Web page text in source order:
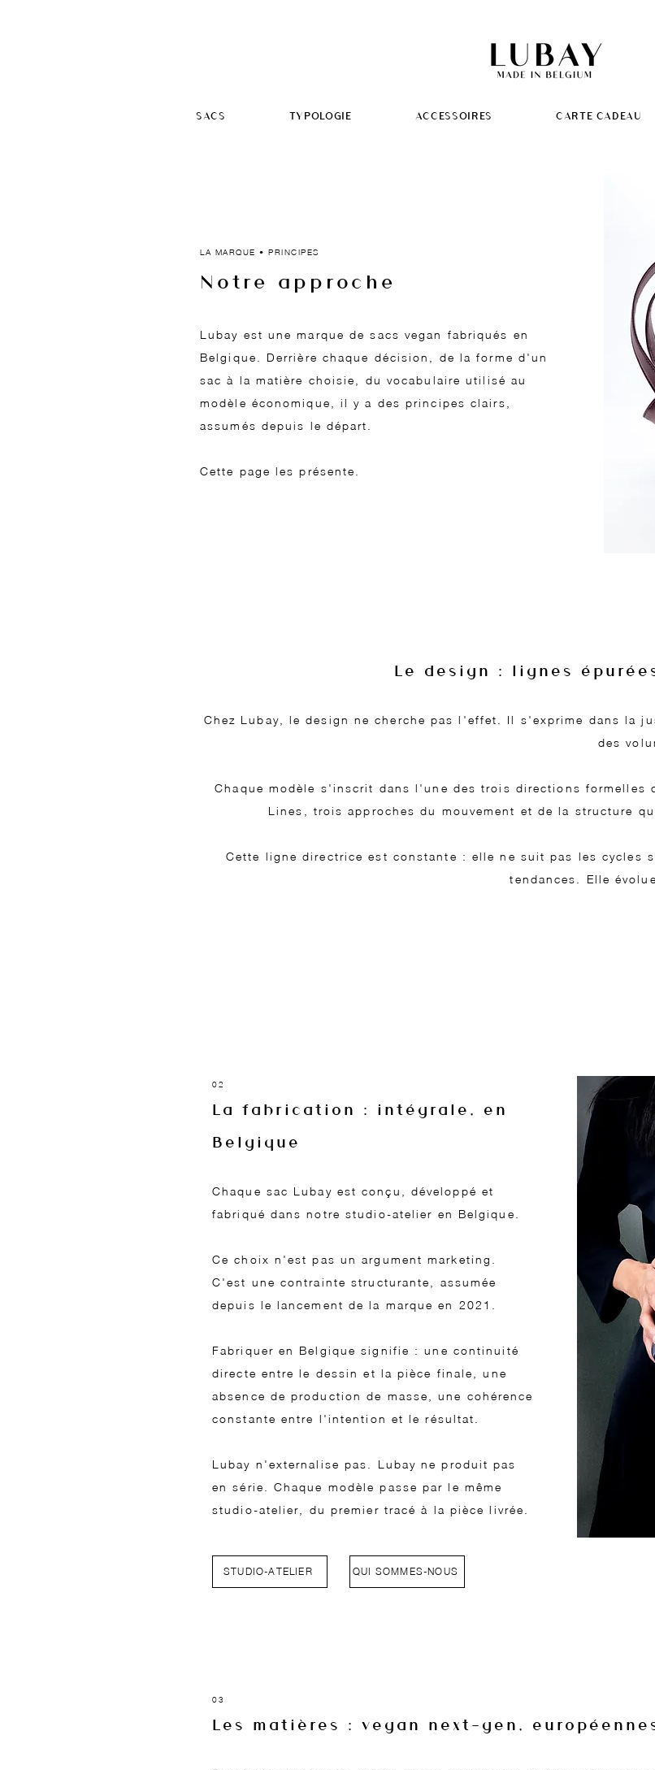
SACS TYPOLOGIE ACCESSOIRES CARTE CADEAU
LA MARQUE • PRINCIPES
Notre approche
Lubay est une marque de sacs vegan fabriqués en
Belgique. Derrière chaque décision, de la forme d'un
sac à la matière choisie, du vocabulaire utilisé au
modèle économique, il y a des principes clairs,
assumés depuis le départ.
Cette page les présente.
Le design : lignes
Chez Lubay, le design ne cherche pas l'effet. Il s'exprime dans la
des
Chaque modèle s'inscrit dans l'une des trois directions formelles
Lines, trois approches du mouvement et de la structure
Cette ligne directrice est constante : elle ne suit pas les cycles
tendances. Elle
02
La fabrication : intégrale, en
Belgique
Chaque sac Lubay est conçu, développé et
fabriqué dans notre studio-atelier en Belgique.
Ce choix n'est pas un argument marketing.
C'est une contrainte structurante, assumée
depuis le lancement de la marque en 2021.
Fabriquer en Belgique signifie : une continuité
directe entre le dessin et la pièce finale, une
absence de production de masse, une cohérence
constante entre l'intention et le résultat.
Lubay n'externalise pas. Lubay ne produit pas
en série. Chaque modèle passe par le même
studio-atelier, du premier tracé à la pièce livrée.
STUDIO-ATELIER QUI SOMMES-NOUS
03
Les matières : vegan next-gen,